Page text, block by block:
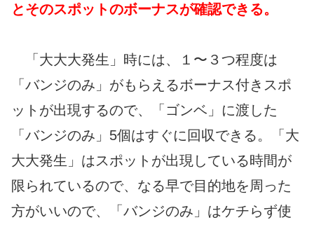
とそのスポットのボーナスが確認できる。
「大大大発生」時には、１〜３つ程度は
「バンジのみ」がもらえるボーナス付きスポ
ットが出現するので、「ゴンベ」に渡した
「バンジのみ」5個はすぐに回収できる。「大
大大発生」はスポットが出現している時間が
限られているので、なる早で目的地を周った
方がいいので、「バンジのみ」はケチらず使